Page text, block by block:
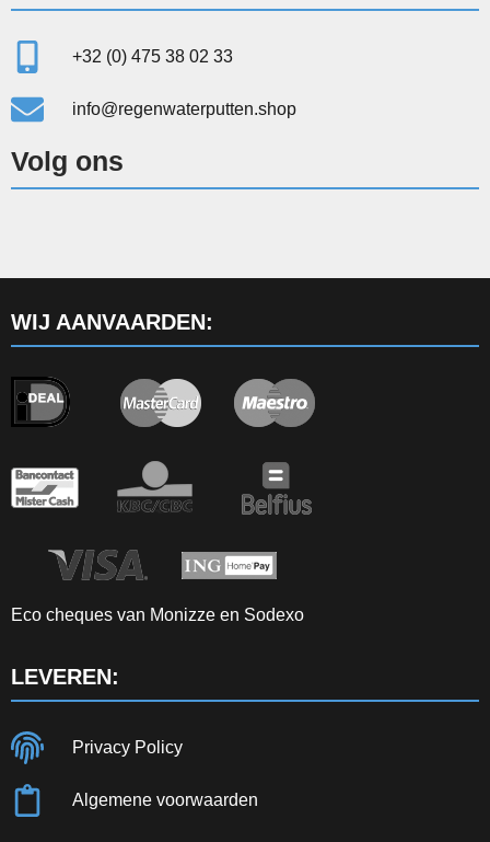
+32 (0) 475 38 02 33
info@regenwaterputten.shop
Volg ons
WIJ AANVAARDEN:
Eco cheques van Monizze en Sodexo
LEVEREN:
Privacy Policy
Algemene voorwaarden